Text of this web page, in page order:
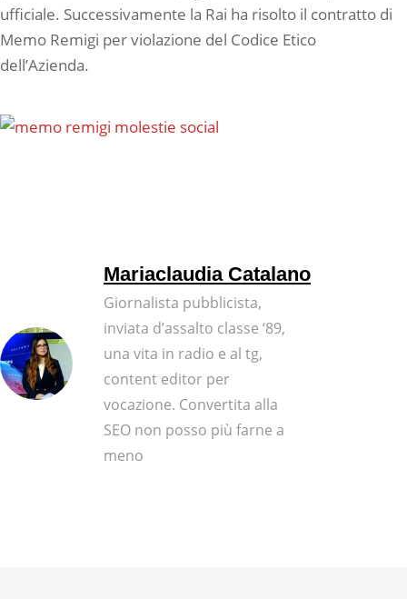
ufficiale. Successivamente la Rai ha risolto il contratto di
Memo Remigi per violazione del Codice Etico
dell’Azienda.
Mariaclaudia Catalano
Giornalista pubblicista,
inviata d’assalto classe ‘89,
una vita in radio e al tg,
content editor per
vocazione. Convertita alla
SEO non posso più farne a
meno